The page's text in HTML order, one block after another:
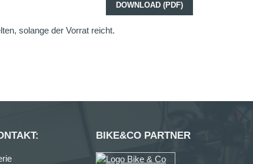
DOWNLOAD (PDF)
solange der Vorrat reicht.
BIKE&CO PARTNER